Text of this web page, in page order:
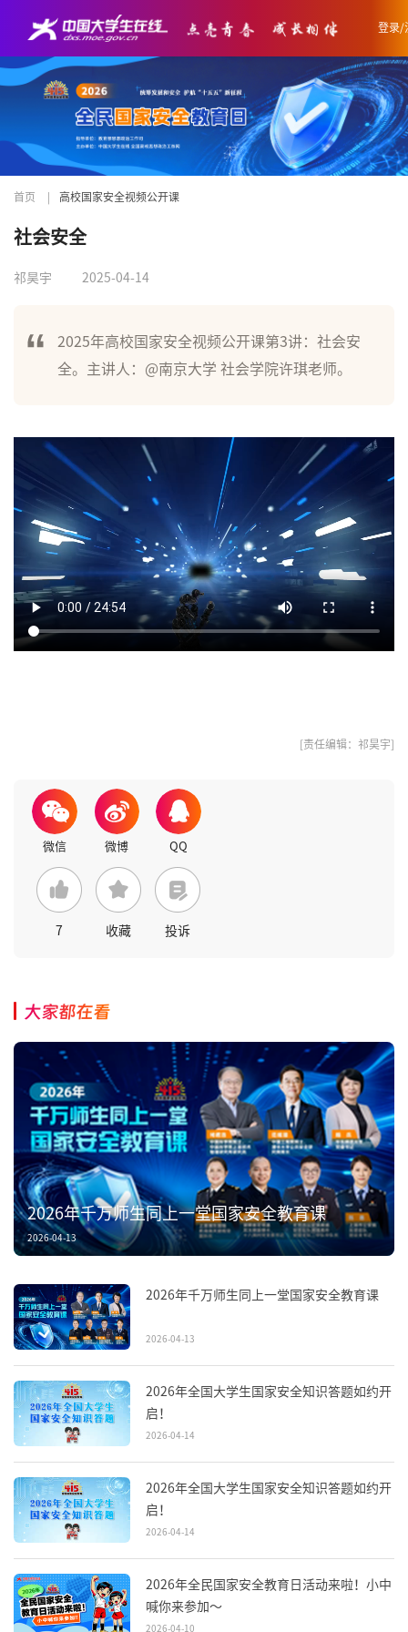
登录/
首页 高校国家安全视频公开课
社会安全
祁昊宇 2025-04-14
2025年高校国家安全视频公开课第3讲：社会安
全。主讲人：@南京大学 社会学院许琪老师。
[责任编辑：祁昊宇]
7 收藏 投诉
大家都在看
2026年千万师生同上一堂国家安全教育课
2026-04-13
2026年千万师生同上一堂国家安全教育课
2026-04-13
2026年全国大学生国家安全知识答题如约开
启！
2026-04-14
2026年全国大学生国家安全知识答题如约开
启！
2026-04-14
2026年全民国家安全教育日活动来啦！小中
喊你来参加～
2026-04-10